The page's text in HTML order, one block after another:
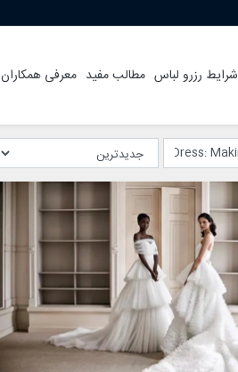
شرایط رزرو لباس مطالب مفید معرفی همکاران